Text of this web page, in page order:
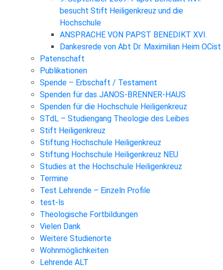
besucht Stift Heiligenkreuz und die
Hochschule
ANSPRACHE VON PAPST BENEDIKT XVI.
Dankesrede von Abt Dr. Maximilian Heim OCist
Patenschaft
Publikationen
Spende – Erbschaft / Testament
Spenden für das JANOS-BRENNER-HAUS
Spenden für die Hochschule Heiligenkreuz
STdL – Studiengang Theologie des Leibes
Stift Heiligenkreuz
Stiftung Hochschule Heiligenkreuz
Stiftung Hochschule Heiligenkreuz NEU
Studies at the Hochschule Heiligenkreuz
Termine
Test Lehrende – Einzeln Profile
test-ls
Theologische Fortbildungen
Vielen Dank
Weitere Studienorte
Wohnmöglichkeiten
Lehrende ALT